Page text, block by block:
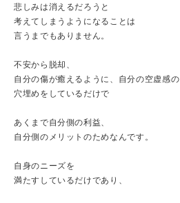
悲しみは消えるだろうと
考えてしまうようになることは
言うまでもありません。
不安から脱却、
自分の傷が癒えるように、自分の空虚感の
穴埋めをしているだけで
あくまで自分側の利益、
自分側のメリットのためなんです。
自身のニーズを
満たすしているだけであり、